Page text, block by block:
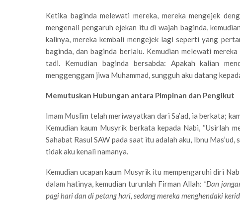
Ketika baginda melewati mereka, mereka mengejek
mengenali pengaruh ejekan itu di wajah baginda,
kalinya, mereka kembali mengejek lagi seperti yang
baginda, dan baginda berlalu. Kemudian melewati
tadi. Kemudian baginda bersabda: Apakah kalian
menggenggam jiwa Muhammad, sungguh aku datang
Memutuskan Hubungan antara Pimpinan dan Pengikut
Imam Muslim telah meriwayatkan dari Sa’ad, ia berkata;
Kemudian kaum Musyrik berkata kepada Nabi, “Usirlah
Sahabat Rasul SAW pada saat itu adalah aku, Ibnu
tidak aku kenali namanya.
Kemudian ucapan kaum Musyrik itu mempengaruhi diri
dalam hatinya, kemudian turunlah Firman Allah: “Dan
pagi hari dan di petang hari, sedang mereka menghendaki